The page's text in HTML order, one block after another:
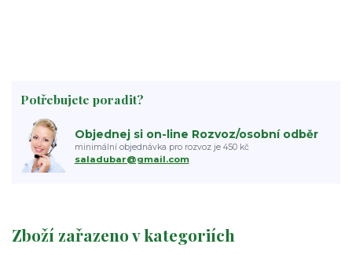
Zboží zařazeno v kategoriích
Potřebujete poradit?
Objednej si on-line Rozvoz/osobní odběr
minimální objednávka pro rozvoz je 450 kč
saladubar@gmail.com